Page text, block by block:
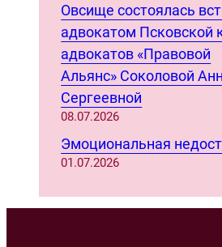
Овсище состоялась
адвокатом Псковской
адвокатов «Правовой
Альянс» Соколовой
Сергеевной
08.07.2026
Эмоциональная
01.07.2026